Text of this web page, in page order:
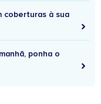
coberturas à sua
ponha o